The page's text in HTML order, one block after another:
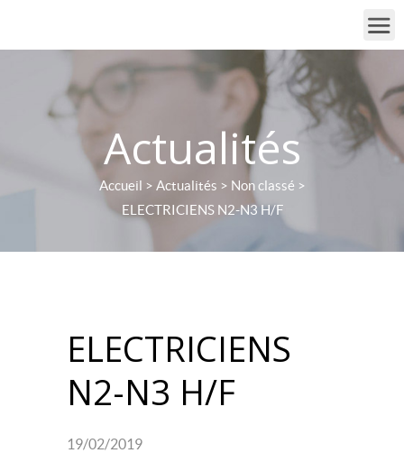
Actualités
Accueil > Actualités > Non classé >
ELECTRICIENS N2-N3 H/F
ELECTRICIENS
N2-N3 H/F
19/02/2019